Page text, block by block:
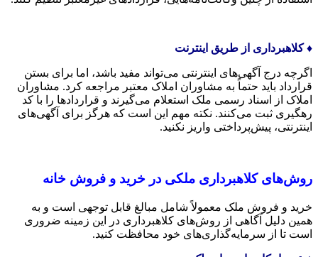
♦️ کلاهبرداری از طریق اینترنت
اگرچه درج آگهی‌های اینترنتی می‌تواند مفید باشد، اما برای بستن
قرارداد باید حتماً به مشاوران املاک معتبر مراجعه کرد. مشاوران
املاک از اسناد رسمی ملک استعلام می‌گیرند و قراردادها را با کد
رهگیری ثبت می‌کنند. نکته مهم این است که هرگز برای آگهی‌های
اینترنتی، پیش‌پرداختی واریز نکنید.
روش‌های کلاهبرداری ملکی در خرید و فروش خانه
خرید و فروش ملک معمولاً شامل مبالغ قابل توجهی است و به
همین دلیل آگاهی از روش‌های کلاهبرداری در این زمینه ضروری
است تا از سرمایه‌گذاری‌های خود محافظت کنید.